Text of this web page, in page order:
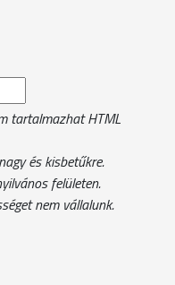
tartalmazhat HTML
és kisbetűkre.
felületen.
nem vállalunk.